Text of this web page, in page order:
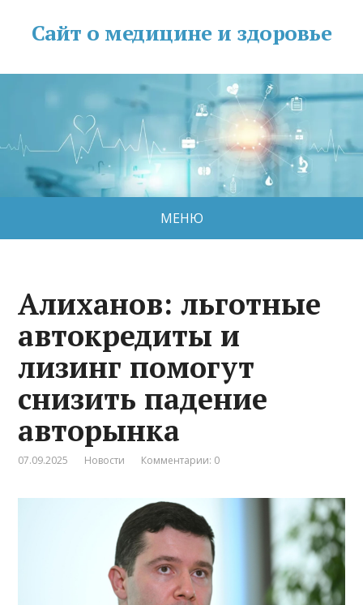
Сайт о медицине и здоровье
МЕНЮ
Алиханов: льготные
автокредиты и
лизинг помогут
снизить падение
авторынка
07.09.2025 Новости Комментарии: 0